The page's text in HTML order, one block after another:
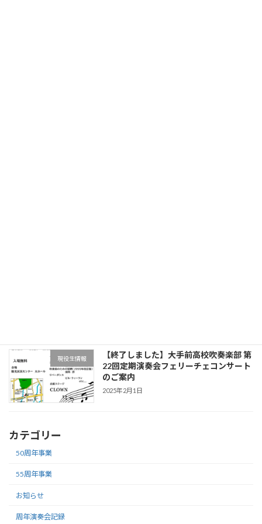
現役生情報
【終了しました】大手前高校吹奏楽部 第
22回定期演奏会フェリーチェコンサート
のご案内
2025年2月1日
カテゴリー
50周年事業
55周年事業
お知らせ
周年演奏会記録